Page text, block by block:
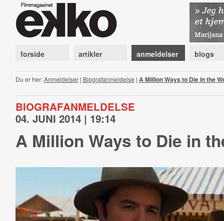
forside artikler anmeldelser blogs
Du er her:Anmeldelser| Biografanmeldelse | A Million Ways to Die in the
BIOGRAFANMELDELSE
04. JUNI 2014 | 19:14
A Million Ways to Die in